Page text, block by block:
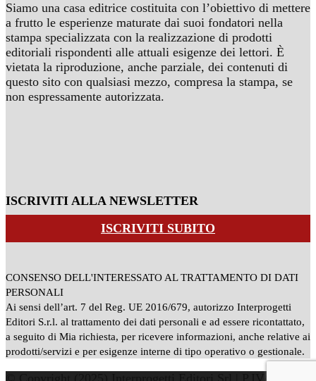
Siamo una casa editrice costituita con l’obiettivo di mettere
a frutto le esperienze maturate dai suoi fondatori nella
stampa specializzata con la realizzazione di prodotti
editoriali rispondenti alle attuali esigenze dei lettori. È
vietata la riproduzione, anche parziale, dei contenuti di
questo sito con qualsiasi mezzo, compresa la stampa, se
non espressamente autorizzata.
ISCRIVITI ALLA NEWSLETTER
ISCRIVITI SUBITO
CONSENSO DELL'INTERESSATO AL TRATTAMENTO DI DATI
PERSONALI
Ai sensi dell’art. 7 del Reg. UE 2016/679, autorizzo Interprogetti
Editori S.r.l. al trattamento dei dati personali e ad essere ricontattato,
a seguito di Mia richiesta, per ricevere informazioni, anche relative ai
prodotti/servizi e per esigenze interne di tipo operativo o gestionale.